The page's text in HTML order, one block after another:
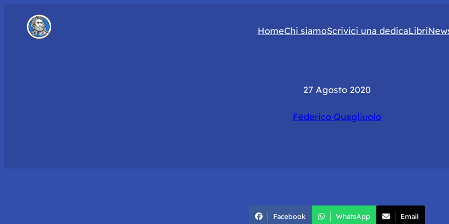
HomeChi siamoScrivici una dedicaLibri
27 Agosto 2020
Federico Quagliuolo
Facebook WhatsApp Email